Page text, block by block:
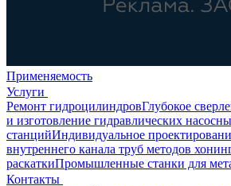
Применяемость
Услуги
Ремонт гидроцилиндровГлубокое
и изготовление гидравлических
станцийИндивидуальное
внутреннего канала труб методов
раскаткиПромышленные станки для
Контакты